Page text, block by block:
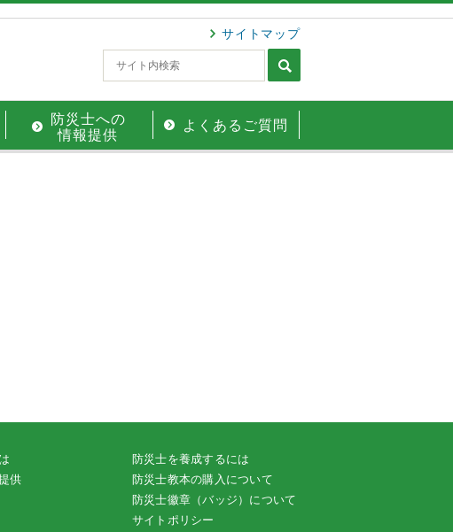
サイトマップ
防災士への
情報提供
よくあるご質問
供
防災士を養成するには
防災士教本の購入について
防災士徽章（バッジ）について
サイトポリシー